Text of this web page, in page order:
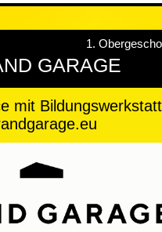
1.
GARAGE
mit Bildungswerkstatt